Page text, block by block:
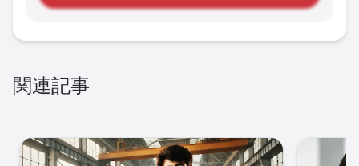
関連記事